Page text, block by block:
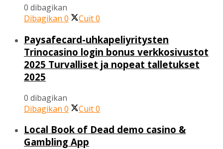
0 dibagikan
Dibagikan 0 Cuit0
Paysafecard-uhkapeliyritysten
Trinocasino login bonus verkkosivustot
2025 Turvalliset ja nopeat talletukset
2025
0 dibagikan
Dibagikan 0 Cuit0
Local Book of Dead demo casino &
Gambling App